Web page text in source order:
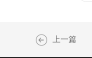
上一篇